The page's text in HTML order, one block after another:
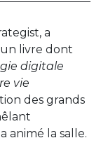
a
livre dont
digitale
vie
des grands
animé la salle.